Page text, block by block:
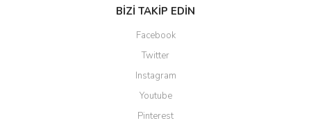
BİZİ TAKİP EDİN
Facebook
Twitter
Instagram
Youtube
Pinterest